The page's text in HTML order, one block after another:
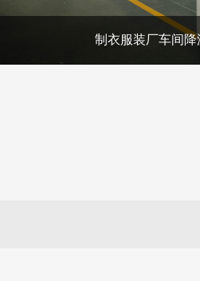
制衣服装厂车间降